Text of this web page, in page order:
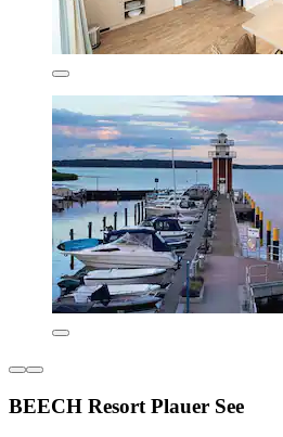
BEECH Resort Plauer See